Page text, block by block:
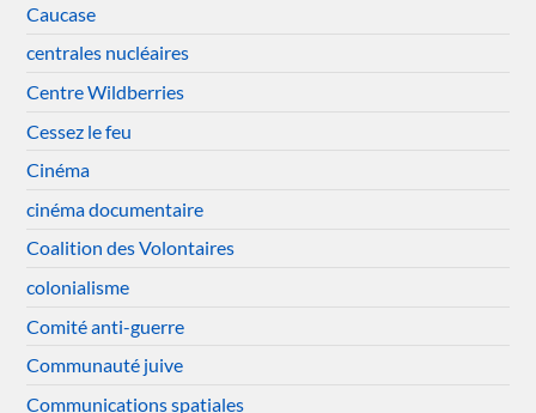
Caucase
centrales nucléaires
Centre Wildberries
Cessez le feu
Cinéma
cinéma documentaire
Coalition des Volontaires
colonialisme
Comité anti-guerre
Communauté juive
Communications spatiales